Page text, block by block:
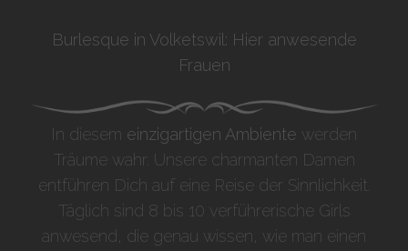
Burlesque in Volketswil: Hier anwesende
Frauen
In diesem einzigartigen Ambiente werden
Träume wahr. Unsere charmanten Damen
entführen Dich auf eine Reise der Sinnlichkeit.
Täglich sind 8 bis 10 verführerische Girls
anwesend, die genau wissen, wie man einen